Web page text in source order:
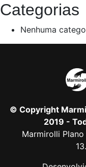
Categorias
Nenhuma
© Copyright
2019 -
Marmirolli